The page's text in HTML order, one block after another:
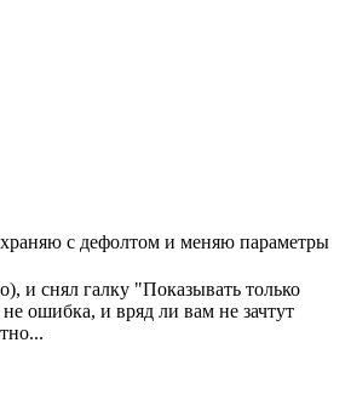
с дефолтом и меняю параметры
и снял галку "Показывать только
ошибка, и вряд ли вам не зачтут